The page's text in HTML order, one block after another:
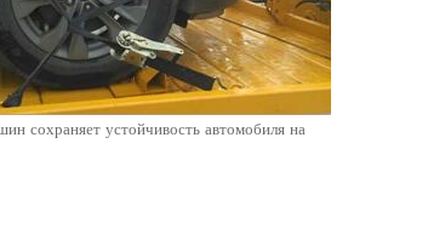
сохраняет устойчивость автомобиля на